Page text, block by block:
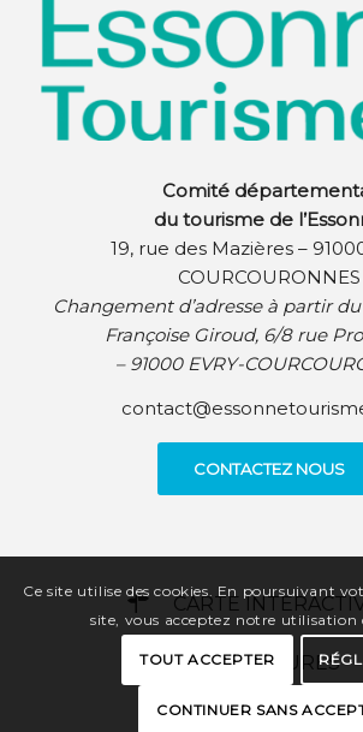
Comité
du tourisme de
19, rue des Mazières –
COURCOURONNES
Changement d’adresse à partir
Françoise Giroud, 6/8 rue
– 91000 EVRY-
CONTACTEZ NOUS
CARTE
BROCHURES
PRESSE
Ce site utilise des cookies. En poursuivant
site, vous acceptez notre utilisation
TOUT ACCEPTER
CONTINUER SANS